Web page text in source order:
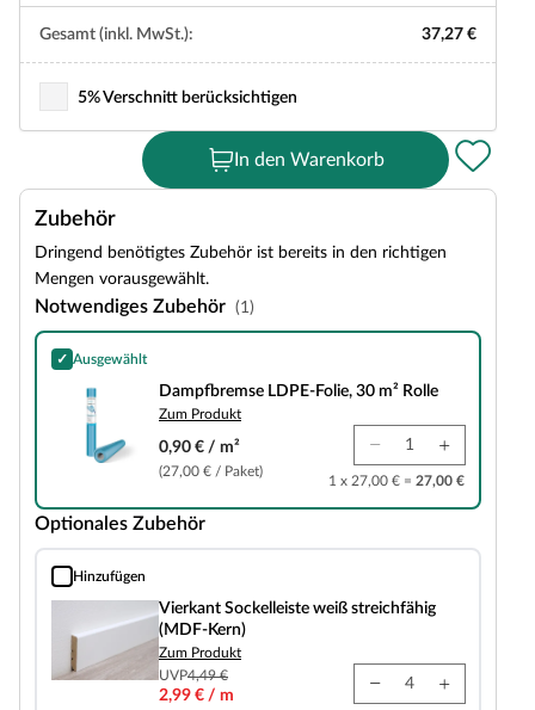
Gesamt (inkl. MwSt.): 37,27 €
5% Verschnitt berücksichtigen
In den Warenkorb
Zubehör
Dringend benötigtes Zubehör ist bereits in den richtigen
Mengen vorausgewählt.
Notwendiges Zubehör (1)
✓ Ausgewählt
Dampfbremse LDPE-Folie, 30 m² Rolle
Dampfbremse LDPE-Folie, 30 m² Rolle
Zum Produkt
0,90 € / m²
(27,00 € / Paket)
1 x 27,00 € = 27,00 €
Optionales Zubehör
Hinzufügen
Vierkant Sockelleiste weiß streichfähig (MDF-Kern)
Vierkant Sockelleiste weiß streichfähig
(MDF-Kern)
Zum Produkt
UVP4,49 €
2,99 € / m